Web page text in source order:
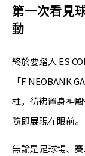
第一次看見
動
終於要踏入 ES
「F NEOBANK
柱，彷彿置身神
隨即展現在眼前。
無論是足球場、